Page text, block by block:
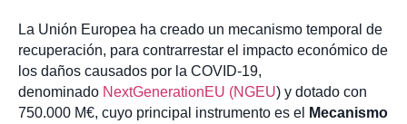
La Unión Europea ha creado un mecanismo temporal de
recuperación, para contrarrestar el impacto económico de
los daños causados por la COVID-19,
denominado NextGenerationEU (NGEU) y dotado con
750.000 M€, cuyo principal instrumento es el
Mecanismo